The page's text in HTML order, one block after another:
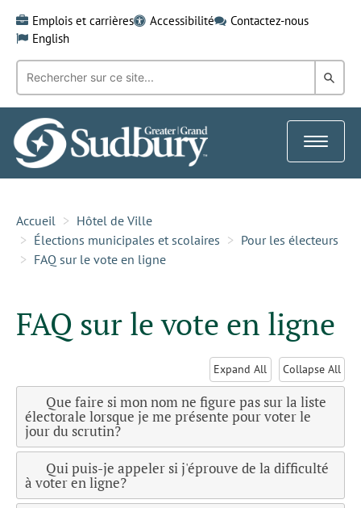
content
Emplois et carrières Accessibilité
Contactez-nous
English
Recherche
mot-
clé:
dans
Toggle
Accueil
Hôtel de Ville
Élections municipales et scolaires
Pour les électeurs
FAQ sur le vote en ligne
FAQ sur le vote en ligne
Expand All Collapse All
Que faire si mon nom ne figure pas sur la liste
électorale lorsque je me présente pour voter le
jour du scrutin?
Qui puis-je appeler si j'éprouve de la difficulté
à voter en ligne?